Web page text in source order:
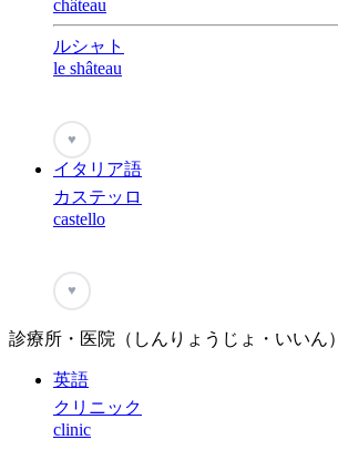
château
ルシャト
le shâteau
♥
イタリア語
カステッロ
castello
♥
診療所・医院（しんりょうじょ・いいん）
英語
クリニック
clinic